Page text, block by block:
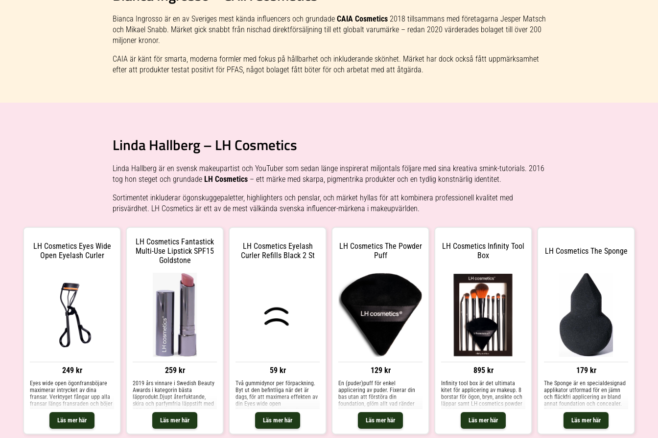
Bianca Ingrosso är en av Sveriges mest kända influencers och grundade CAIA Cosmetics2018 tillsammans med företagarna Jesper Matsch
och Mikael Snabb. Märket gick snabbt från nischad direktförsäljning till ett globalt varumärke – redan 2020 värderades bolaget till över 200
miljoner kronor.
CAIA är känt för smarta, moderna formler med fokus på hållbarhet och inkluderande skönhet. Märket har dock också fått uppmärksamhet
efter att produkter testat positivt för PFAS, något bolaget fått böter för och arbetat med att åtgärda.
Linda Hallberg – LH Cosmetics
Linda Hallberg är en svensk makeupartist och YouTuber som sedan länge inspirerat miljontals följare med sina kreativa smink-tutorials. 2016
tog hon steget och grundade LH Cosmetics– ett märke med skarpa, pigmentrika produkter och en tydlig konstnärlig identitet.
Sortimentet inkluderar ögonskuggepaletter, highlighters och penslar, och märket hyllas för att kombinera professionell kvalitet med
prisvärdhet. LH Cosmetics är ett av de mest välkända svenska influencer-märkena i makeupvärlden.
LH Cosmetics Eyes Wide
Open Eyelash Curler
249 kr
Läs mer här
Eyes wide open ögonfransböjare
maximerar intrycket av dina
fransar. Verktyget fångar upp alla
fransar längs fransraden och böjer
dem varsamt. Den mjuka
gummidynan och
pressmekaniskmen gör den bekväm
och enkel att använda och det
LH Cosmetics Fantastick
Multi-Use Lipstick SPF15
Goldstone
259 kr
Läs mer här
2019 års vinnare i Swedish Beauty
Awards i kategorin bästa
läpprodukt.Djupt återfuktande,
skira och parfymfria läppstift med
SPF 15 från Linda Hallberg som
ger glow! Med den
multifunktionella formulan kan
Fantastick Lipstick användas både
LH Cosmetics Eyelash
Curler Refills Black 2 St
59 kr
Läs mer här
Två gummidynor per förpackning.
Byt ut den befintliga när det är
dags, för att maximera effekten av
din Eyes wide open
ögonfransböjare. Välj mellan
orange eller svart gummidyna.
LH Cosmetics The Powder
Puff
129 kr
Läs mer här
En (puder)puff för enkel
applicering av puder. Fixerar din
bas utan att förstöra din
foundation, glöm allt vad ränder
heter och pressa istället på ditt
puder försiktigt och mjukt för en
perfekt och jämn finish. Även
perfekt för touch-ups under dagen
LH Cosmetics Infinity Tool
Box
895 kr
Läs mer här
Infinity tool box är det ultimata
kitet för applicering av makeup. 8
borstar för ögon, bryn, ansikte och
läppar samt LH cosmetics powder
puff för den perfekta finishen. Alla
borstar fungerar lika bra med
puder, flytande och
krämformuleringar. Borstarna är
LH Cosmetics The Sponge
179 kr
Läs mer här
The Sponge är en specialdesignad
applikator utformad för en jämn
och fläckfri applicering av bland
annat foundation och concealer.
Fukta The Sponge för en lättare
täckningsgrand alt. använd den
torr för en mer täckande
applicering. The Sponge är ultimat